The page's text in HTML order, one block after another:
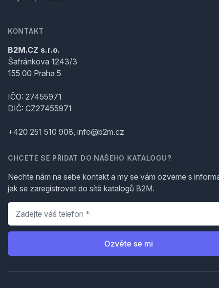
KONTAKT
B2M.CZ s.r.o.
Šafránkova 1243/3
155 00 Praha 5
IČO: 27455971
DIČ: CZ27455971
+420 251 510 908, info@b2m.cz
CHCETE SE PŘIDAT DO NAŠEHO KATALOGU?
Nechte nám na sebe kontakt a my se vám ozveme s
jak se zaregistrovat do sítě katalogů B2M.
Telefon
Ozvěte se mi